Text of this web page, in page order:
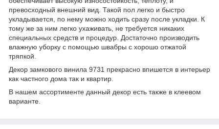
превосходный внешний вид. Такой пол легко и быстро
укладывается, по нему можно ходить сразу после укладки. К
тому же за ним легко ухаживать, не требуется никаких
специальных средств и процедур. Достаточно производить
влажную уборку с помощью швабры с хорошо отжатой
тряпкой.
Декор замкового винила 9731 прекрасно впишется в интерьер
как частного дома так и квартир.
В нашем ассортименте данный декор есть также в клеевом
варианте.